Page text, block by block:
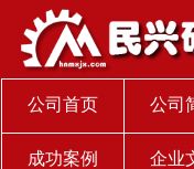
公司首页 公司
成功案例 企业